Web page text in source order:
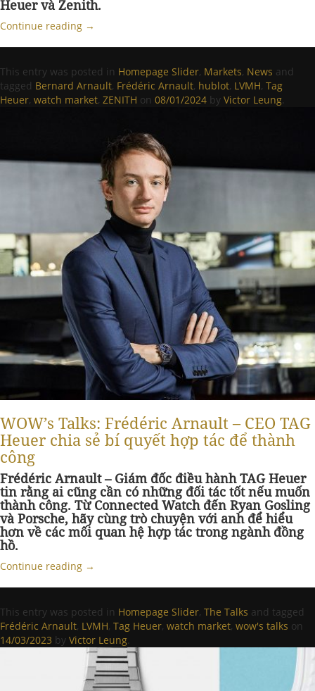
Heuer và Zenith.
Continue reading →
This entry was posted in Homepage Slider, Markets, News and
tagged Bernard Arnault, Frédéric Arnault, hublot, LVMH, Tag
Heuer, watch market, ZENITH on 08/01/2024 by Victor Leung.
WOW’s Talks: Frédéric Arnault – CEO TAG
Heuer chia sẻ bí quyết hợp tác để thành
công
Frédéric Arnault – Giám đốc điều hành TAG Heuer
tin rằng ai cũng cần có những đối tác tốt nếu muốn
thành công. Từ Connected Watch đến Ryan Gosling
và Porsche, hãy cùng trò chuyện với anh để hiểu
hơn về các mối quan hệ hợp tác trong ngành đồng
hồ.
Continue reading →
This entry was posted in Homepage Slider, The Talks and tagged
Frédéric Arnault, LVMH, Tag Heuer, watch market, wow's talks on
14/03/2023 by Victor Leung.